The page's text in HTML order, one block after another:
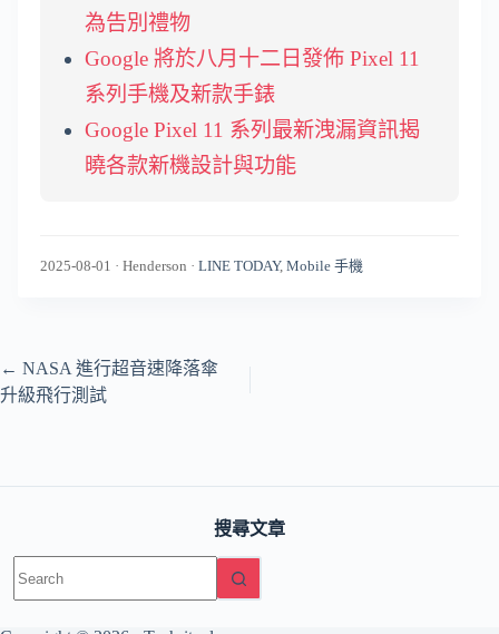
為告別禮物
Google 將於八月十二日發佈 Pixel 11
系列手機及新款手錶
Google Pixel 11 系列最新洩漏資訊揭
曉各款新機設計與功能
2025-08-01 · Henderson · LINE TODAY, Mobile 手機
← NASA 進行超音速降落傘
升級飛行測試
搜尋文章
results